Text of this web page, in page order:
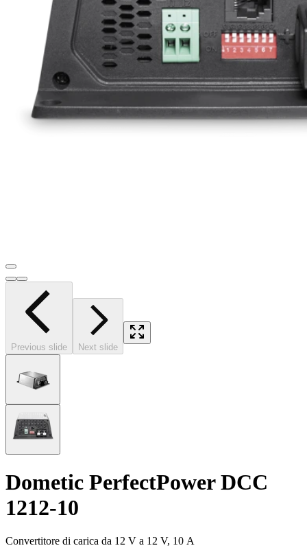
Previous slide Next slide
Dometic PerfectPower DCC
1212-10
Convertitore di carica da 12 V a 12 V, 10 A